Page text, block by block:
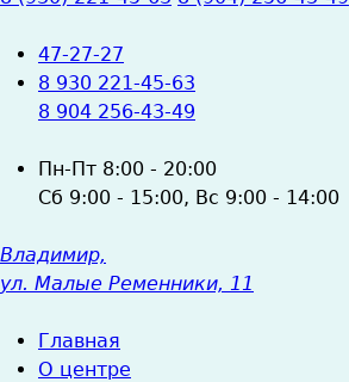
47-27-27
8 930 221-45-63
8 904 256-43-49
Пн-Пт 8:00 - 20:00
Сб 9:00 - 15:00, Вс 9:00 - 14:00
Владимир,
ул. Малые Ременники, 11
Главная
О центре